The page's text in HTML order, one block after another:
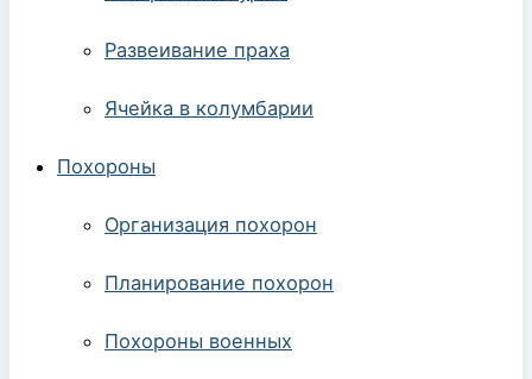
Развеивание праха
Ячейка в колумбарии
Похороны
Организация похорон
Планирование похорон
Похороны военных